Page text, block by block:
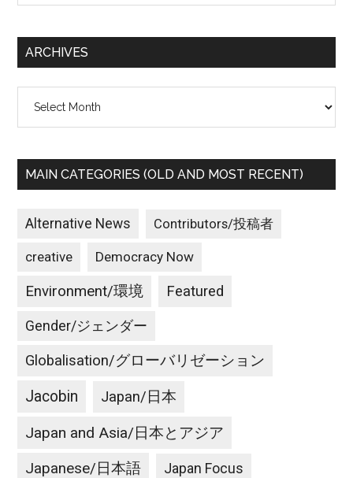
ARCHIVES
MAIN CATEGORIES (OLD AND MOST RECENT)
Alternative News Contributors/投稿者
creative Democracy Now
Environment/環境 Featured
Gender/ジェンダー
Globalisation/グローバリゼーション
Jacobin Japan/日本
Japan and Asia/日本とアジア
Japanese/日本語 Japan Focus